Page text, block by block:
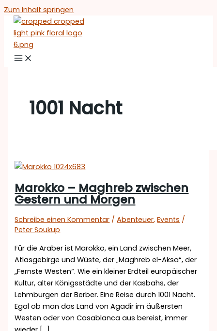
Zum Inhalt springen
1001 Nacht
Marokko – Maghreb zwischen
Gestern und Morgen
Schreibe einen Kommentar /Abenteuer,Events /
Peter Soukup
Für die Araber ist Marokko, ein Land zwischen Meer,
Atlasgebirge und Wüste, der „Maghreb el-Aksa“, der
„Fernste Westen“. Wie ein kleiner Erdteil europäischer
Kultur, alter Königsstädte und der Kasbahs, der
Lehmburgen der Berber. Eine Reise durch 1001 Nacht.
Egal ob man das Land von Agadir im äußersten
Westen oder von Casablanca aus bereist, immer